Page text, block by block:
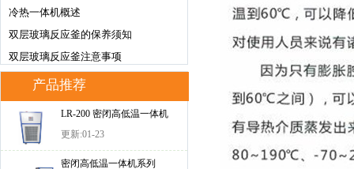
冷热一体机概述
双层玻璃反应釜的保养须知
双层玻璃反应釜注意事项
产品推荐
LR-200 密闭高低温一体机
更新:01-23
密闭高低温一体机系列